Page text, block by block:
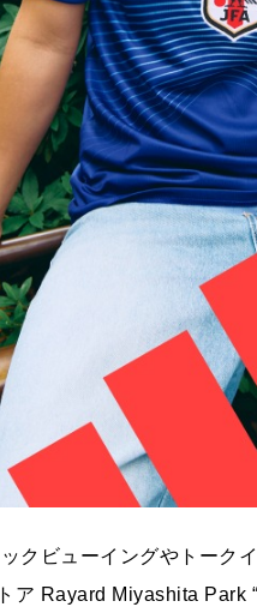
クビューイングやトーク
ア Rayard Miyashita